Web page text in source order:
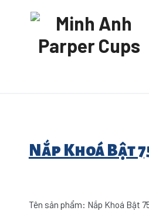
Nắp Khoá Bật
Tên sản phẩm: Nắp Khoá Bật